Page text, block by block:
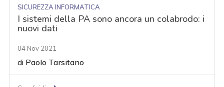
SICUREZZA INFORMATICA
I sistemi della PA sono ancora un colabrodo: i
nuovi dati
04 Nov 2021
di Paolo Tarsitano